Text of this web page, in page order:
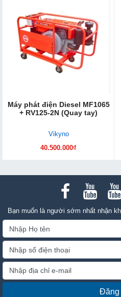
Máy phát điện Diesel MF1065
+ RV125-2N (Quay tay)
Vikyno
40.500.000₫
Bạn muốn là người sớm nhất nhận
Đăng